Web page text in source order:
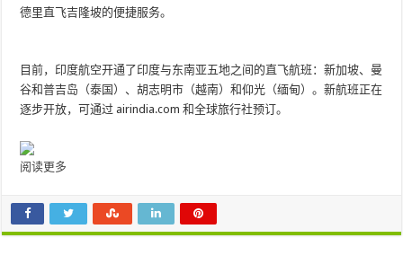
德里直飞吉隆坡的便捷服务。
目前，印度航空开通了印度与东南亚五地之间的直飞航班：新加坡、曼
谷和普吉岛（泰国）、胡志明市（越南）和仰光（缅甸）。新航班正在
逐步开放，可通过 airindia.com 和全球旅行社预订。
阅读更多